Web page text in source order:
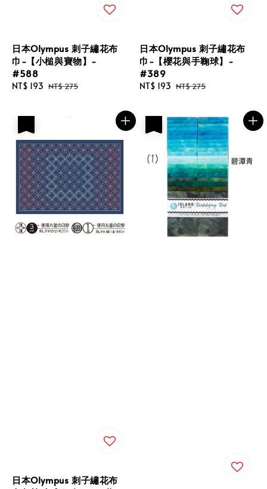
日本Olympus 刺子繡花布
巾-【小槌與寶物】-
#588
Sale
NT$ 193 Regular
NT$ 275
日本Olympus 刺子繡花布
巾-【櫻花與手鞠球】-
#389
Sale
NT$ 193 Regular
NT$ 275
日本Olympus 刺子繡花布